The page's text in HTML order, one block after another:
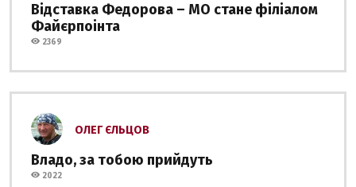
Відставка Федорова – МО стане філіалом
Файєрпоінта
2369
ОЛЕГ ЄЛЬЦОВ
Владо, за тобою прийдуть
2022